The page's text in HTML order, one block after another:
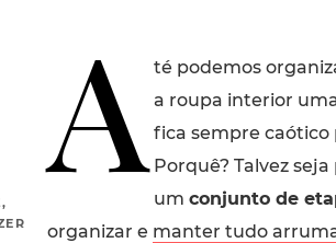
A té podemos
a roupa interior
fica sempre caótico
Porquê? Talvez
um conjunto de
organizar e manter tudo